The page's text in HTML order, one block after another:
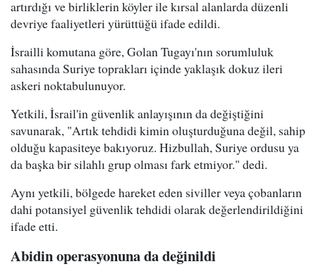
artırdığı ve birliklerin köyler ile kırsal alanlarda düzenli
devriye faaliyetleri yürüttüğü ifade edildi.
İsrailli komutana göre, Golan Tugayı'nın sorumluluk
sahasında Suriye toprakları içinde yaklaşık dokuz ileri
askeri noktabulunuyor.
Yetkili, İsrail'in güvenlik anlayışının da değiştiğini
savunarak, "Artık tehdidi kimin oluşturduğuna değil, sahip
olduğu kapasiteye bakıyoruz. Hizbullah, Suriye ordusu ya
da başka bir silahlı grup olması fark etmiyor." dedi.
Aynı yetkili, bölgede hareket eden siviller veya çobanların
dahi potansiyel güvenlik tehdidi olarak değerlendirildiğini
ifade etti.
Abidin operasyonuna da değinildi